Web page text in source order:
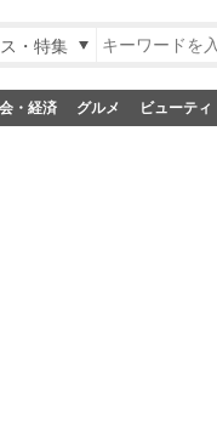
・特集
・経済 グルメ ビューティ